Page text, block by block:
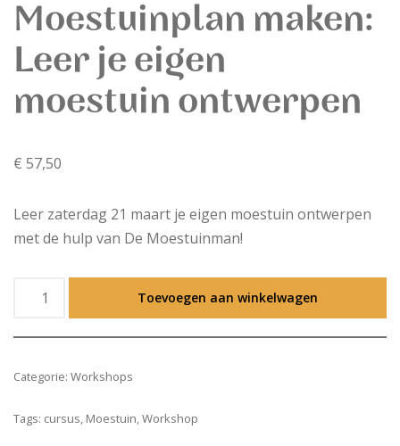
Moestuinplan maken:
Leer je eigen
moestuin ontwerpen
€ 57,50
Leer zaterdag 21 maart je eigen moestuin ontwerpen
met de hulp van De Moestuinman!
Toevoegen aan winkelwagen
Categorie: Workshops
Tags: cursus, Moestuin,Workshop